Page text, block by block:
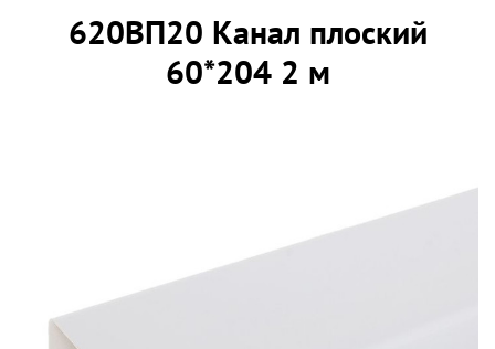
620ВП20 Канал плоский
60*204 2 м